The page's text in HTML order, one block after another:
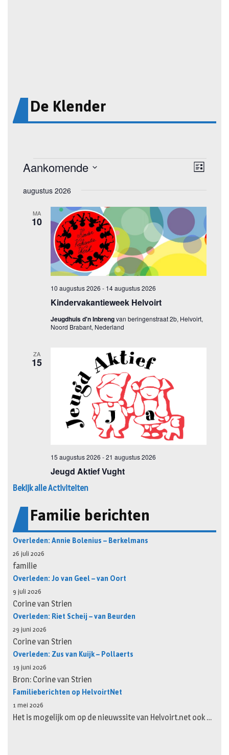
De Klender
Bekijk alle Activiteiten
Familie berichten
Overleden: Annie Bolenius – Berkelmans
26 juli 2026
familie
Overleden: Jo van Geel – van Oort
9 juli 2026
Corine van Strien
Overleden: Riet Scheij – van Beurden
29 juni 2026
Corine van Strien
Overleden: Zus van Kuijk – Pollaerts
19 juni 2026
Bron: Corine van Strien
Familieberichten op HelvoirtNet
1 mei 2026
Het is mogelijk om op de nieuwssite van Helvoirt.net ook …